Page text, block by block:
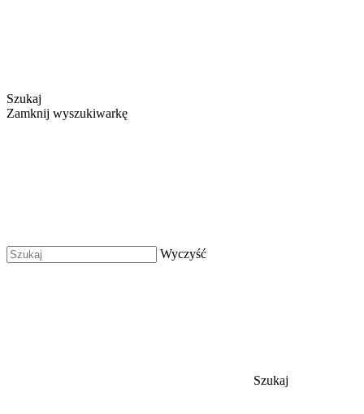
Szukaj
Zamknij wyszukiwarkę
Wyczyść
Szukaj